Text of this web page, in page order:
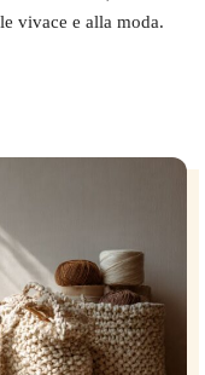
vivace e alla moda.